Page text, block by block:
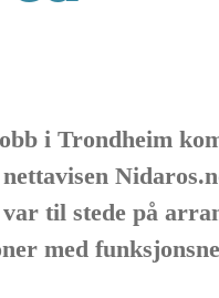
i Trondheim
til stede på
med